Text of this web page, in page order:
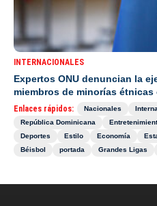
INTERNACIONALES
Expertos ONU denuncian la
miembros de minorías étnicas
Enlaces rápidos: Nacionales
República Dominicana
Deportes
Estilo Economía
Béisbol
portada Grandes Ligas